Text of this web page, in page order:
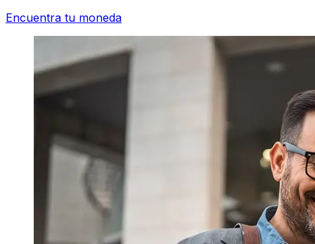
Encuentra tu moneda